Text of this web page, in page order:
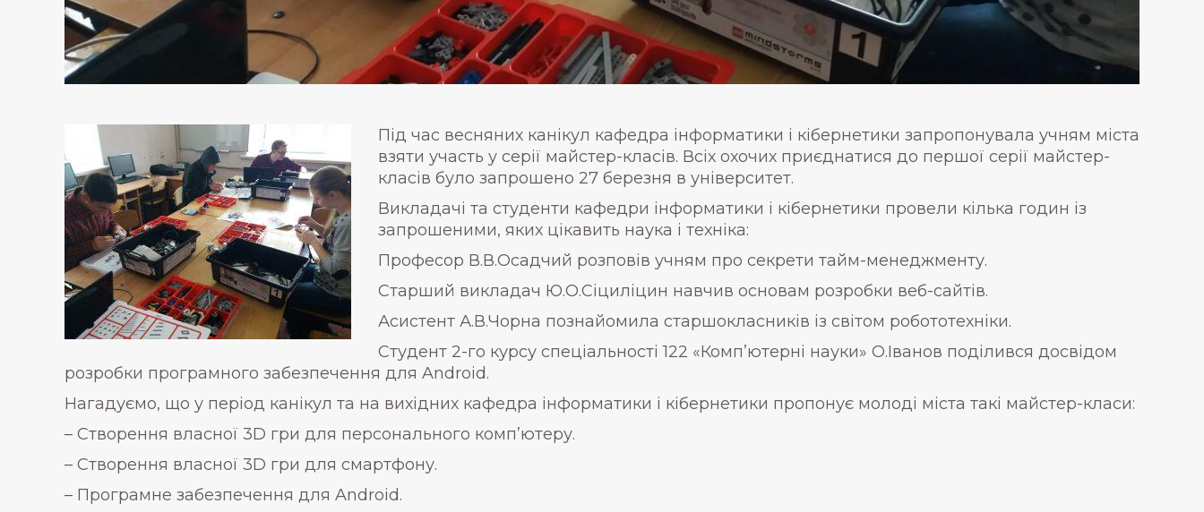
Під час весняних канікул кафедра інформатики і кібернетики запропонувала учням міста
взяти участь у серії майстер-класів. Всіх охочих приєднатися до першої серії майстер-
класів було запрошено 27 березня в університет.
Викладачі та студенти кафедри інформатики і кібернетики провели кілька годин із
запрошеними, яких цікавить наука і техніка:
Професор В.В.Осадчий розповів учням про секрети тайм-менеджменту.
Старший викладач Ю.О.Сіциліцин навчив основам розробки веб-сайтів.
Асистент А.В.Чорна познайомила старшокласників із світом робототехніки.
Студент 2-го курсу спеціальності 122 «Комп’ютерні науки» О.Іванов поділився досвідом
розробки програмного забезпечення для Android.
Нагадуємо, що у період канікул та на вихідних кафедра інформатики і кібернетики пропонує молоді міста такі майстер-класи:
– Створення власної 3D гри для персонального комп’ютеру.
– Створення власної 3D гри для смартфону.
– Програмне забезпечення для Android.